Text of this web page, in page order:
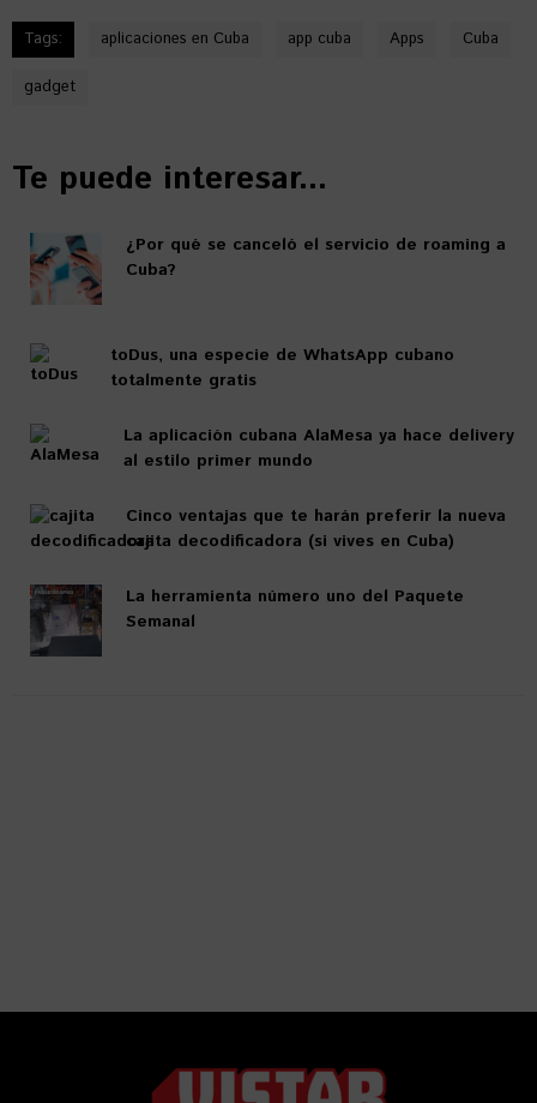
Tags: aplicaciones en Cuba app cuba Apps Cuba
gadget
Te puede interesar...
¿Por qué se canceló el servicio de roaming a
Cuba?
toDus, una especie de WhatsApp cubano
totalmente gratis
La aplicación cubana AlaMesa ya hace delivery
al estilo primer mundo
Cinco ventajas que te harán preferir la nueva
cajita decodificadora (si vives en Cuba)
La herramienta número uno del Paquete
Semanal